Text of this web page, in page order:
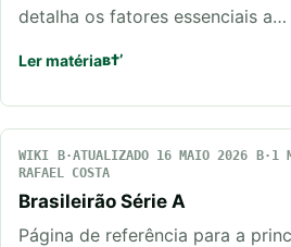
detalha os fatores essenciais a…
Ler matéria
WIKI ATUALIZADO 16 MAIO 2026
1
RAFAEL COSTA
Brasileirão Série A
Página de referência para a